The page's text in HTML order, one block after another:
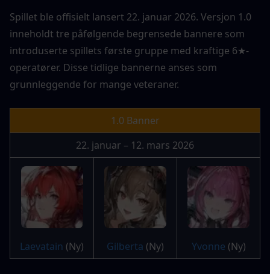
Spillet ble offisielt lansert 22. januar 2026. Versjon 1.0
inneholdt tre påfølgende begrensede bannere som
introduserte spillets første gruppe med kraftige 6★-
operatører. Disse tidlige bannerne anses som
grunnleggende for mange veteraner.
1.0 Banner
22. januar – 12. mars 2026
Laevatain (Ny) Gilberta (Ny) Yvonne (Ny)